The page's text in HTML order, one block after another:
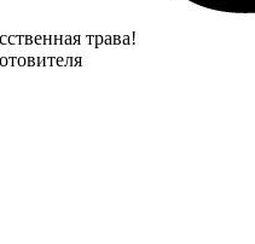
трава!